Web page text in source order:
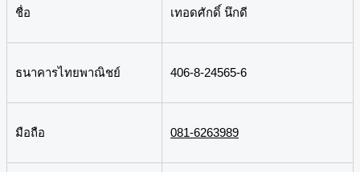
ชื่อ เทอดศักดิ์ นึกดี
ธนาคารไทยพาณิชย์ 406-8-24565-6
มือถือ 081-6263989